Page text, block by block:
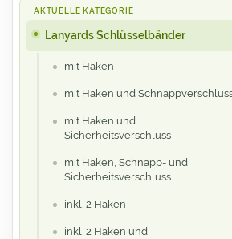
Lanyards Schlüsselbänder
mit Haken
mit Haken und
mit Haken und
Sicherheitsverschluss
mit Haken, Schnapp- und
Sicherheitsverschluss
inkl. 2 Haken
inkl. 2 Haken und